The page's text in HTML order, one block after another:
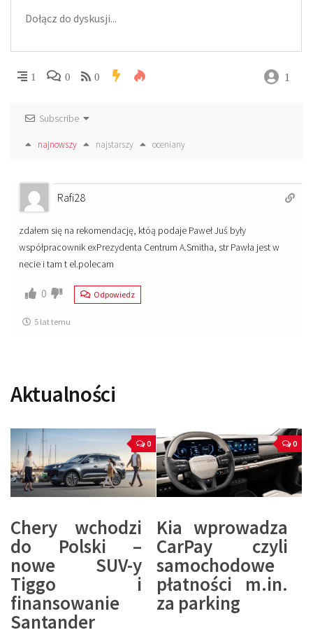
1 0 0 1
Subscribe
najnowszy najstarszy oceniany
Rafi28
zdałem się na rekomendację, któą podaje Paweł Juś były
współpracownik exPrezydenta Centrum A.Smitha, str Pawła jest w
necie i tam t el.polecam
0 Odpowiedz
5 lat temu
Aktualności
0
Chery wchodzi
do Polski –
nowe SUV-y
Tiggo i
finansowanie
Santander
0
Kia wprowadza
CarPay czyli
samochodowe
płatności m.in.
za parking